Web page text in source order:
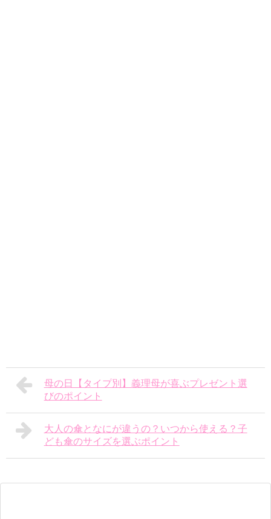
母の日【タイプ別】義理母が喜ぶプレゼント選
びのポイント
大人の傘となにが違うの？いつから使える？子
ども傘のサイズを選ぶポイント